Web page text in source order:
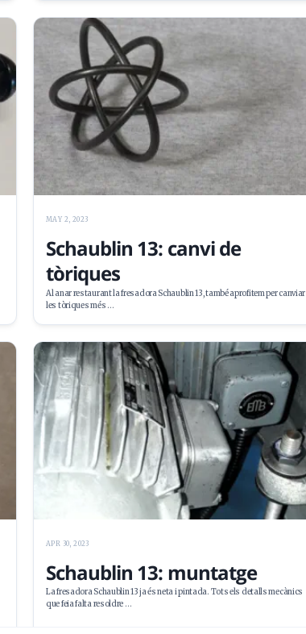
MAY 2, 2023
Schaublin 13: canvi de
tòriques
Al anar restaurant la fresadora Schaublin 13, també aprofitem per canviar
les tòriques més …
APR 30, 2023
Schaublin 13: muntatge
La fresadora Schaublin 13 ja és neta i pintada. Tots els detalls mecànics
que feia falta resoldre …